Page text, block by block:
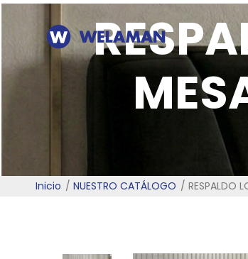
Inicio NUESTRO CATÁLOGO RESPALDO